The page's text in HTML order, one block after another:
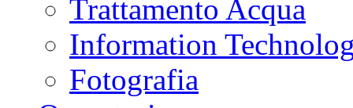
Trattamento Acqua
Information
Fotografia